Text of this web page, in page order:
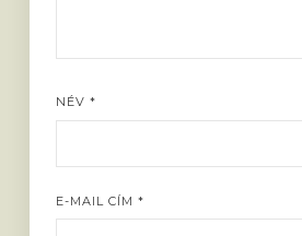
NÉV *
E-MAIL CÍM *